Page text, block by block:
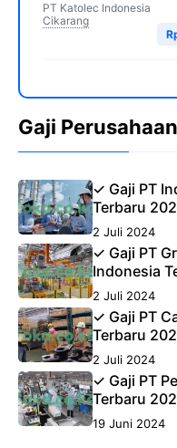
PT Katolec Indonesia
Cikarang
Gaji Perusahaan
✓ Gaji PT
Terbaru
2 Juli 2024
✓ Gaji PT
Indonesia
2 Juli 2024
✓ Gaji PT
Terbaru
2 Juli 2024
✓ Gaji PT
Terbaru
19 Juni 2024